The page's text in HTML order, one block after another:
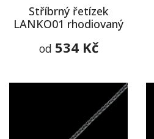
Stříbrný řetízek
LANKO01 rhodiovaný
od 534 Kč